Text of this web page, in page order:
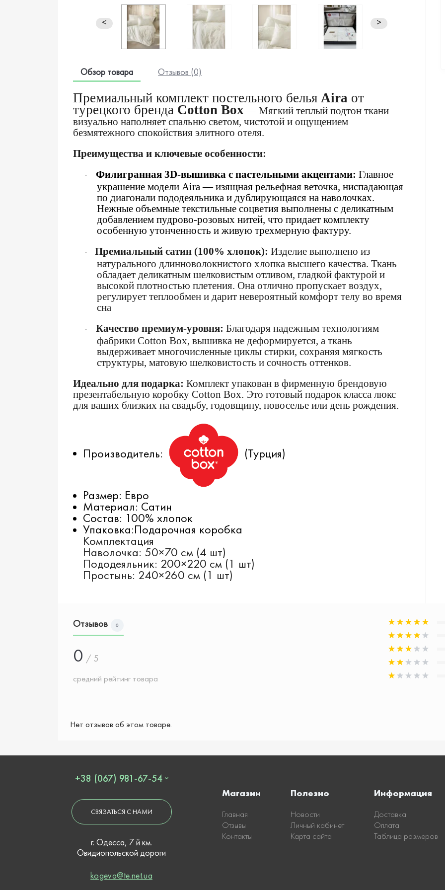
< >
Обзор товара Отзывов (0)
Премиальный комплект постельного белья Aira от
турецкого бренда Cotton Box —Мягкий теплый подтон ткани
визуально наполняет спальню светом, чистотой и ощущением
безмятежного спокойствия элитного отеля.
Преимущества и ключевые особенности:
· Филигранная 3D-вышивка с пастельными акцентами: Главное
украшение модели Aira — изящная рельефная веточка, ниспадающая
по диагонали пододеяльника и дублирующаяся на наволочках.
Нежные объемные текстильные соцветия выполнены с деликатным
добавлением пудрово-розовых нитей, что придает комплекту
особенную утонченность и живую трехмерную фактуру.
· Премиальный сатин (100% хлопок): Изделие выполнено из
натурального длинноволокнистого хлопка высшего качества. Ткань
обладает деликатным шелковистым отливом, гладкой фактурой и
высокой плотностью плетения. Она отлично пропускает воздух,
регулирует теплообмен и дарит невероятный комфорт телу во время
сна
· Качество премиум-уровня: Благодаря надежным технологиям
фабрики Cotton Box, вышивка не деформируется, а ткань
выдерживает многочисленные циклы стирки, сохраняя мягкость
структуры, матовую шелковистость и сочность оттенков.
Идеально для подарка: Комплект упакован в фирменную брендовую
презентабельную коробку Cotton Box. Это готовый подарок класса люкс
для ваших близких на свадьбу, годовщину, новоселье или день рождения.
Производитель: (Турция)
Размер: Евро
Материал: Сатин
Состав: 100% хлопок
Упаковка:Подарочная коробка
Комплектация
Наволочка: 50×70 см (4 шт)
Пододеяльник: 200×220 см (1 шт)
Простынь: 240×260 см (1 шт)
Отзывов 0
0 / 5
средний рейтинг товара
Нет отзывов об этом товаре.
+38 (067) 981-67-54
СВЯЗАТЬСЯ С НАМИ
г. Одесса, 7 й км.
Овидиопольской дороги
kogeva@te.net.ua
Магазин
Главная
Отзывы
Контакты
Полезно
Новости
Личный кабинет
Карта сайта
Информация
Доставка
Оплата
Таблица размеров